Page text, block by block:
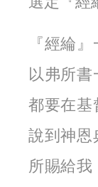
『經綸
以弗所
都要在基
說到神恩
所賜給